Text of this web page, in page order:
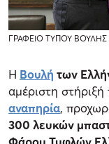
ΓΡΑΦΕΙΟ ΤΥΠΟΥ ΒΟΥΛΗΣ
Η Βουλή των
αμέριστη
αναπηρία,
300 λευκών